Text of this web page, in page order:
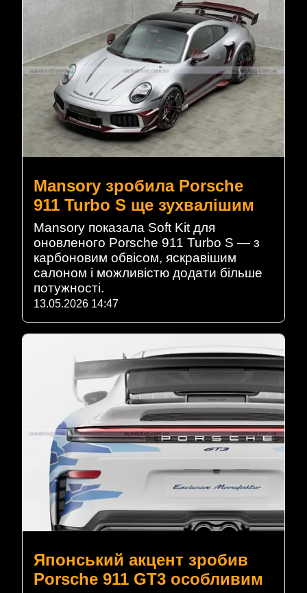
Mansory зробила Porsche
911 Turbo S ще зухвалішим
Mansory показала Soft Kit для
оновленого Porsche 911 Turbo S — з
карбоновим обвісом, яскравішим
салоном і можливістю додати більше
потужності.
13.05.2026 14:47
Японський акцент зробив
Porsche 911 GT3 особливим